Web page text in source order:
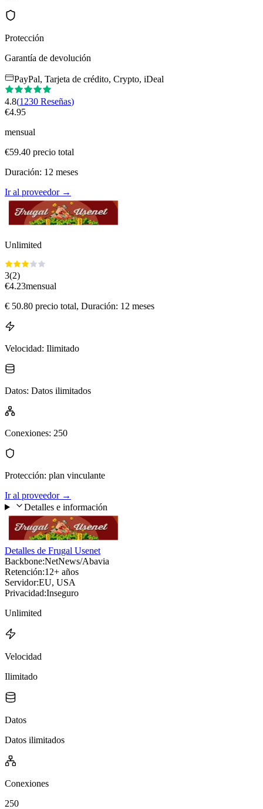
Protección
Garantía de devolución
PayPal, Tarjeta de crédito, Crypto, iDeal
4.8(1230 Reseñas)
€4.95
mensual
€59.40 precio total
Duración: 12 meses
Ir al proveedor→
Unlimited
3(2)
€4.23mensual
€ 50.80 precio total, Duración: 12 meses
Velocidad: Ilimitado
Datos: Datos ilimitados
Conexiones: 250
Protección: plan vinculante
Ir al proveedor→
Detalles e información
Detalles de Frugal Usenet
Backbone:NetNews/Abavia
Retención:12+ años
Servidor:EU, USA
Privacidad:Inseguro
Unlimited
Velocidad
Ilimitado
Datos
Datos ilimitados
Conexiones
250